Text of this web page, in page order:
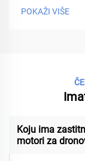
POKAŽI VIŠE
Koju ima
motori za